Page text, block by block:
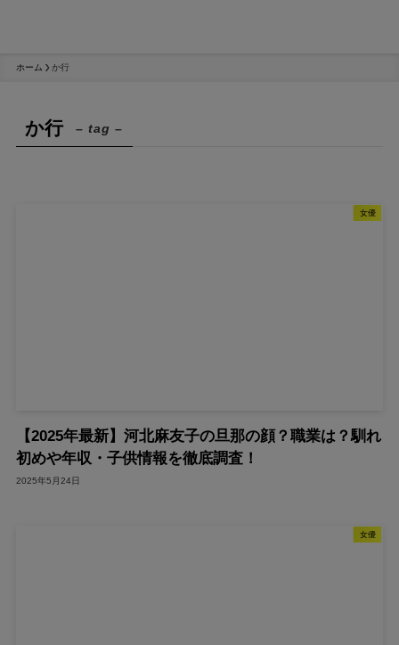
ホーム か行
か行 – tag –
女優
【2025年最新】河北麻友子の旦那の顔？職業は？馴れ
初めや年収・子供情報を徹底調査！
2025年5月24日
女優